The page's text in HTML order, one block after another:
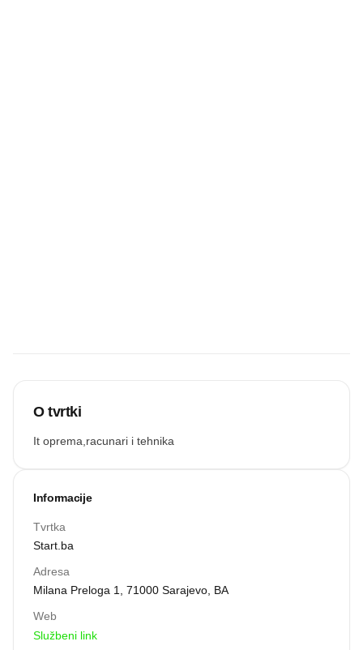
O tvrtki
It oprema,racunari i tehnika
Informacije
Tvrtka
Start.ba
Adresa
Milana Preloga 1, 71000 Sarajevo, BA
Web
Službeni link